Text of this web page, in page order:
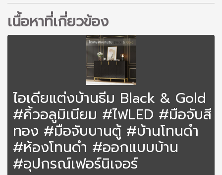
เนื้อหาที่เกี่ยวข้อง
ไอเดียแต่งบ้านธีม Black & Gold
#คิ้วอลูมิเนียม #ไฟLED #มือจับสี
ทอง #มือจับบานตู้ #บ้านโทนดำ
#ห้องโทนดำ #ออกแบบบ้าน
#อุปกรณ์เฟอร์นิเจอร์